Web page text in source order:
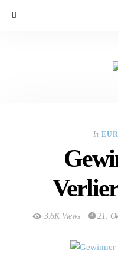
In
3.6K Views 21.